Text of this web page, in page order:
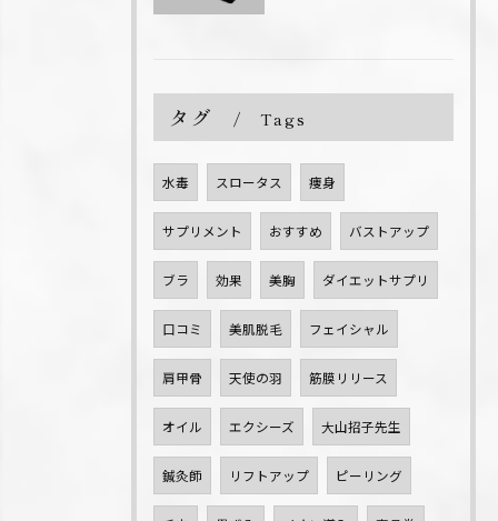
タグ Tags
水毒 スロータス 痩身
サプリメント おすすめ バストアップ
ブラ 効果 美胸 ダイエットサプリ
口コミ 美肌脱毛 フェイシャル
肩甲骨 天使の羽 筋膜リリース
オイル エクシーズ 大山招子先生
鍼灸師 リフトアップ ピーリング